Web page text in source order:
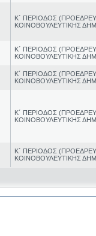
Κ΄ ΠΕΡΙΟΔΟΣ
ΚΟΙΝΟΒΟΥΛΕΥΤΙΚΗΣ
Κ΄ ΠΕΡΙΟΔΟΣ
ΚΟΙΝΟΒΟΥΛΕΥΤΙΚΗΣ
Κ΄ ΠΕΡΙΟΔΟΣ
ΚΟΙΝΟΒΟΥΛΕΥΤΙΚΗΣ
Κ΄ ΠΕΡΙΟΔΟΣ
ΚΟΙΝΟΒΟΥΛΕΥΤΙΚΗΣ
Κ΄ ΠΕΡΙΟΔΟΣ
ΚΟΙΝΟΒΟΥΛΕΥΤΙΚΗΣ